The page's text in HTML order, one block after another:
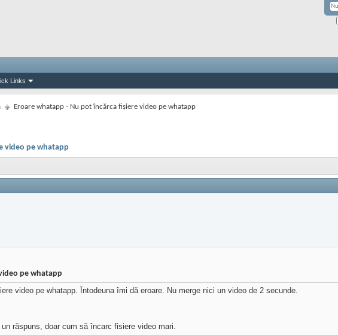
Links
Eroare whatapp - Nu pot încărca fișiere video pe whatapp
video pe whatapp
pe whatapp
video pe whatapp. Întodeuna îmi dă eroare. Nu merge nici un video de 2 secunde.
răspuns, doar cum să încarc fisiere video mari.